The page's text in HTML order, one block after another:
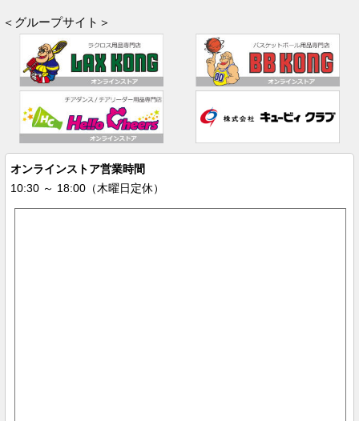
＜グループサイト＞
オンラインストア営業時間
10:30 ～ 18:00（木曜日定休）